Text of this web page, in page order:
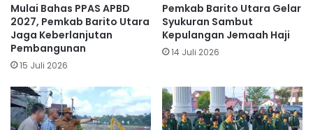
Mulai Bahas PPAS APBD
2027, Pemkab Barito Utara
Jaga Keberlanjutan
Pembangunan
15 Juli 2026
Pemkab Barito Utara Gelar
Syukuran Sambut
Kepulangan Jemaah Haji
14 Juli 2026